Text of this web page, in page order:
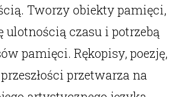
Tworzy obiekty pamięci,
czasu i potrzebą
pamięci. Rękopisy, poezję,
przetwarza na